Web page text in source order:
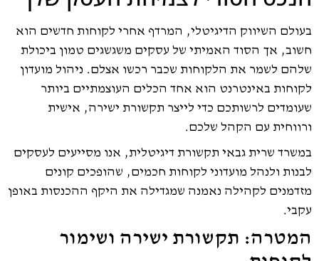
בעולם השיווק הדיגיטלי, המרדף אחרי לקוחות חדשים הוא
חשוב, אך הסוד האמיתי של עסקים משגשגים טמון ביכולת
שלהם לשמר את הלקוחות שכבר רכשו אצלם. ניהול מועדון
לקוחות באינטרנט הוא אחד הכלים העוצמתיים ביותר
שעומדים לרשותכם כדי לייצר תקשורת ישירה, אישית
ורווחית עם הקהל שלכם.
במשרד שרית גבאי תקשורת דיגיטלית, אנו מסייעים לעסקים
לבנות ולנהל מועדוני לקוחות חכמים, שהופכים קונים
מזדמנים לקהילה נאמנה שמגדילה את היקף ההכנסות באופן
עקבי.
המטרה: תקשורת ישירה ושימור